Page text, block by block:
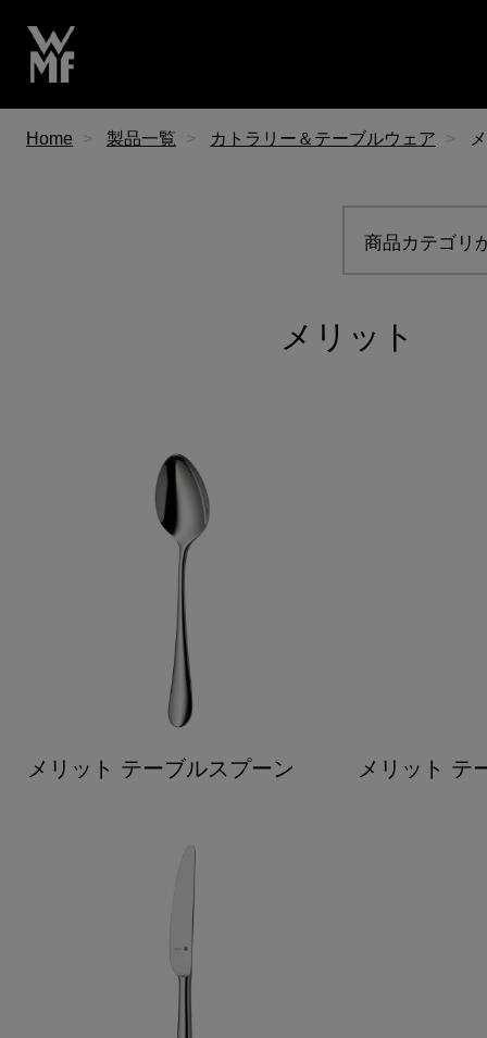
Home 製品一覧 カトラリー＆テーブルウェア
商品カテゴリ
メリット
メリット テーブルスプーン メリット テ